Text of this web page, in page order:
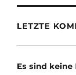
LETZTE
Es sind keine